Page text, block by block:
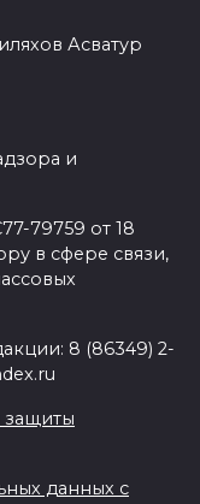
Асватур
и
79759 от 18
в сфере связи,
8 (86349) 2-
защиты
данных с